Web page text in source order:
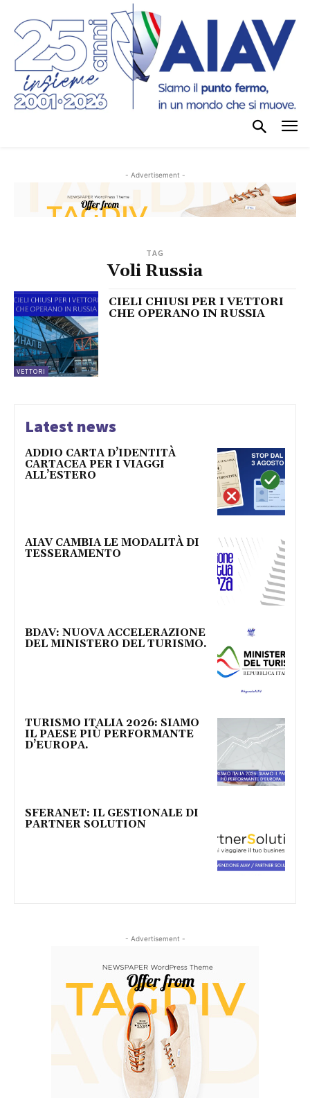
- Advertisement -
TAG
Voli Russia
VETTORI
CIELI CHIUSI PER I VETTORI
CHE OPERANO IN RUSSIA
Latest news
ADDIO CARTA D’IDENTITÀ
CARTACEA PER I VIAGGI
ALL’ESTERO
AIAV CAMBIA LE MODALITÀ DI
TESSERAMENTO
BDAV: NUOVA ACCELERAZIONE
DEL MINISTERO DEL TURISMO.
TURISMO ITALIA 2026: SIAMO
IL PAESE PIÙ PERFORMANTE
D’EUROPA.
SFERANET: IL GESTIONALE DI
PARTNER SOLUTION
- Advertisement -